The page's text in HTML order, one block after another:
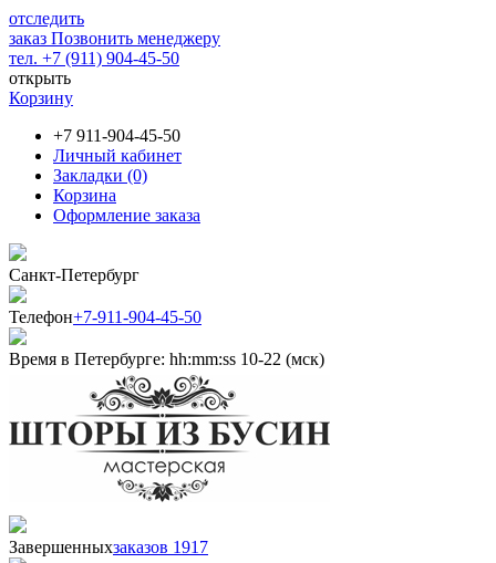
отследить
заказ Позвонить менеджеру
тел. +7 (911) 904-45-50
открыть
Корзину
+7 911-904-45-50
Личный кабинет
Закладки (0)
Корзина
Оформление заказа
Санкт-Петербург
Телефон+7-911-904-45-50
Время в Петербурге: hh:mm:ss 10-22 (мск)
Завершенныхзаказов 1917